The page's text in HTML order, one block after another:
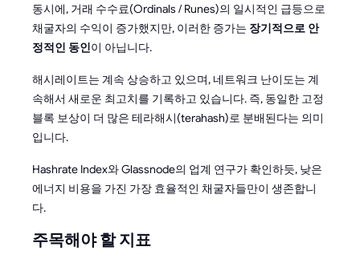
동시에, 거래 수수료(Ordinals / Runes)의 일시적인 급등으로
채굴자의 수익이 증가했지만, 이러한 증가는 장기적으로 안
정적인 동인이 아닙니다.
해시레이트는 계속 상승하고 있으며, 네트워크 난이도는 계
속해서 새로운 최고치를 기록하고 있습니다. 즉, 동일한 고정
블록 보상이 더 많은 테라해시(terahash)로 분배된다는 의미
입니다.
Hashrate Index와 Glassnode의 업계 연구가 확인하듯, 낮은
에너지 비용을 가진 가장 효율적인 채굴자들만이 생존합니
다.
주목해야 할 지표